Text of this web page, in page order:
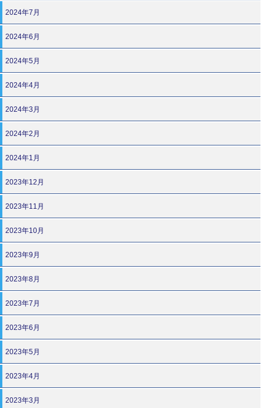
2024年7月
2024年6月
2024年5月
2024年4月
2024年3月
2024年2月
2024年1月
2023年12月
2023年11月
2023年10月
2023年9月
2023年8月
2023年7月
2023年6月
2023年5月
2023年4月
2023年3月